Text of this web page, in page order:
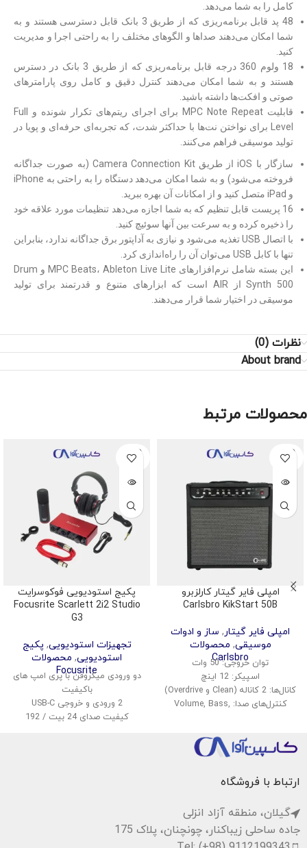
کامل را به شما می‌دهد.
48 پد قابل برنامه‌ریزی که از طریق 3 بانک قابل دسترسی هستند و به
شما امکان می‌دهند صداها و الگوهای مختلف را به راحتی اجرا و مدیریت
کنید.
18 ولوم 360 درجه قابل برنامه‌ریزی که از طریق 3 بانک در دسترس
هستند و به شما امکان می‌دهند کنترل دقیق و کامل روی پارامترهای
صوتی و افکت‌ها داشته باشید.
قابلیت MPC Note Repeat برای اجرای ریتم‌های تکرار شونده و Full
Level برای نواختن نت‌ها با حداکثر شدت، که تجربه‌‎ای حرفه‌ای و پویا در
تولید موسیقی فراهم می‌کنند.
سازگار با iOS از طریق Camera Connection Kit (به صورت جداگانه
فروخته می‌شود) و به شما امکان می‌دهد دستگاه را به راحتی به iPhone
و iPad متصل کنید و از امکانات آن بهره ببرید.
16 پریست قابل تنظیم که به شما اجازه می‌دهد تنظیمات مورد علاقه خود
را ذخیره کرده و به سرعت بین آنها سوئیچ کنید.
با اتصال USB تغذیه می‌شود و نیازی به آداپتور برق جداگانه ندارد، بنابراین
تنها با کابل USB می‌توان آن را راه‌اندازی کرد.
این بسته شامل نرم‌افزارهای MPC Beats، Ableton Live Lite و Drum
Synth 500 از AIR است که ابزارهای متنوع و قدرتمند برای تولید
موسیقی در اختیار شما قرار می‌دهند.
نظرات (0)
About brand
محصولات مرتبط
SOLD
OUT
امپلی فایر گیتار کارلزبرو
Carlsbro KikStart 50B
امپلی فایر گیتار, ساز و ادوات
موسیقی, محصولات
Carlsbro
توان خروجی: 50 وات
اسپیکر: 12 اینچ
کانال‌ها: 2 کاناله (Clean و Overdrive)
کنترل‌های صدا: Volume, Bass,
ورودی: 1x گیتار، 1x AUX
خروجی هدفون: دارد
وزن: حدود 12 کیلوگرم
SOLD
OUT
پکیج استودیویی فوکوسرایت
Focusrite Scarlett 2i2 Studio
G3
تجهیزات استودیویی, پکیج
استودیویی, محصولات
Focusrite
دو ورودی میکروفن با پری امپ های
باکیفیت
2 ورودی و خروجی USB-C
کیفیت صدای 24 بیت / 192
ارتباط با فروشگاه
گیلان، منطقه آزاد انزلی
جاده ساحلی زیباکنار، چونچنان، پلاک 175